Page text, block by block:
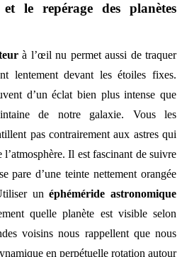
le repérage des planètes
à l’œil nu permet aussi de traquer
lentement devant les étoiles fixes.
d’un éclat bien plus intense que
de notre galaxie. Vous les
pas contrairement aux astres qui
Il est fascinant de suivre
pare d’une teinte nettement orangée
unéphéméride astronomique
quelle planète est visible selon
voisins nous rappellent que nous
en perpétuelle rotation autour